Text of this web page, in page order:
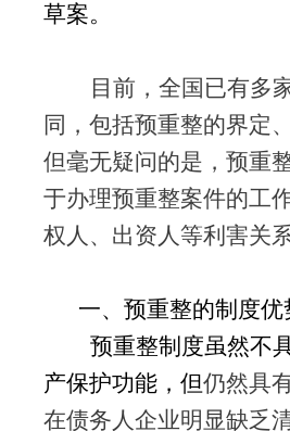
草案。
目前，全国已有多
同，包括预重整的界定
但毫无疑问的是，预重
于办理预重整案件的工
权人、出资人等利害关
一、预重整的制度优
预重整制度虽然不
产保护功能，但仍然具
在债务人企业明显缺乏